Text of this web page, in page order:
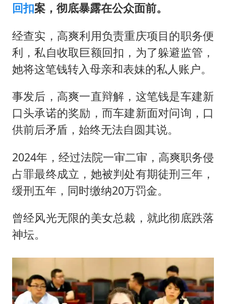
回扣案，彻底暴露在公众面前。
经查实，高爽利用负责重庆项目的职务便
利，私自收取巨额回扣，为了躲避监管，
她将这笔钱转入母亲和表妹的私人账户。
事发后，高爽一直辩解，这笔钱是车建新
口头承诺的奖励，而车建新面对问询，口
供前后矛盾，始终无法自圆其说。
2024年，经过法院一审二审，高爽职务侵
占罪最终成立，她被判处有期徒刑三年，
缓刑五年，同时缴纳20万罚金。
曾经风光无限的美女总裁，就此彻底跌落
神坛。